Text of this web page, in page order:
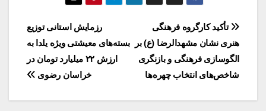
راهبری
نوشته
رزمایش استانی توزیع
بسته‌های معیشتی ویژه یلدا به
ارزش ۲۲ میلیارد تومان در
خراسان رضوی
تأکید کارگروه فرهنگی
هنری نشان مشهدالرضا (ع) بر
الگوسازی فرهنگی و بازنگری
شاخص‌های انتخاب چهره‌ها